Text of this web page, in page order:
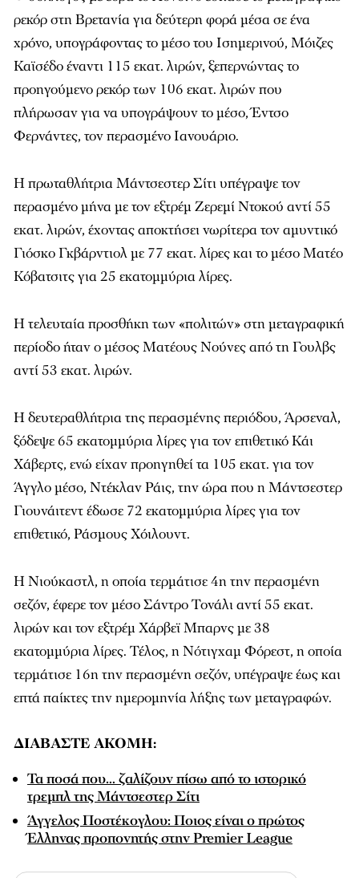
ρεκόρ στη Βρετανία για δεύτερη φορά μέσα σε ένα
χρόνο, υπογράφοντας το μέσο του Ισημερινού, Μόιζες
Καϊσέδο έναντι 115 εκατ. λιρών, ξεπερνώντας το
προηγούμενο ρεκόρ των 106 εκατ. λιρών που
πλήρωσαν για να υπογράψουν το μέσο, Έντσο
Φερνάντες, τον περασμένο Ιανουάριο.
Η πρωταθλήτρια Μάντσεστερ Σίτι υπέγραψε τον
περασμένο μήνα με τον εξτρέμ Ζερεμί Ντοκού αντί 55
εκατ. λιρών, έχοντας αποκτήσει νωρίτερα τον αμυντικό
Γιόσκο Γκβάρντιολ με 77 εκατ. λίρες και το μέσο Ματέο
Κόβατσιτς για 25 εκατομμύρια λίρες.
Η τελευταία προσθήκη των «πολιτών» στη μεταγραφική
περίοδο ήταν ο μέσος Ματέους Νούνες από τη Γουλβς
αντί 53 εκατ. λιρών.
Η δευτεραθλήτρια της περασμένης περιόδου, Άρσεναλ,
ξόδεψε 65 εκατομμύρια λίρες για τον επιθετικό Κάι
Χάβερτς, ενώ είχαν προηγηθεί τα 105 εκατ. για τον
Άγγλο μέσο, Ντέκλαν Ράις, την ώρα που η Μάντσεστερ
Γιουνάιτεντ έδωσε 72 εκατομμύρια λίρες για τον
επιθετικό, Ράσμους Χόιλουντ.
Η Νιούκαστλ, η οποία τερμάτισε 4η την περασμένη
σεζόν, έφερε τον μέσο Σάντρο Τονάλι αντί 55 εκατ.
λιρών και τον εξτρέμ Χάρβεϊ Μπαρνς με 38
εκατομμύρια λίρες. Τέλος, η Νότιγχαμ Φόρεστ, η οποία
τερμάτισε 16η την περασμένη σεζόν, υπέγραψε έως και
επτά παίκτες την ημερομηνία λήξης των μεταγραφών.
ΔΙΑΒΑΣΤΕ ΑΚΟΜΗ:
Τα ποσά που… ζαλίζουν πίσω από το ιστορικό
τρεμπλ της Μάντσεστερ Σίτι
Άγγελος Ποστέκογλου: Ποιος είναι ο πρώτος
Έλληνας προπονητής στην Premier League